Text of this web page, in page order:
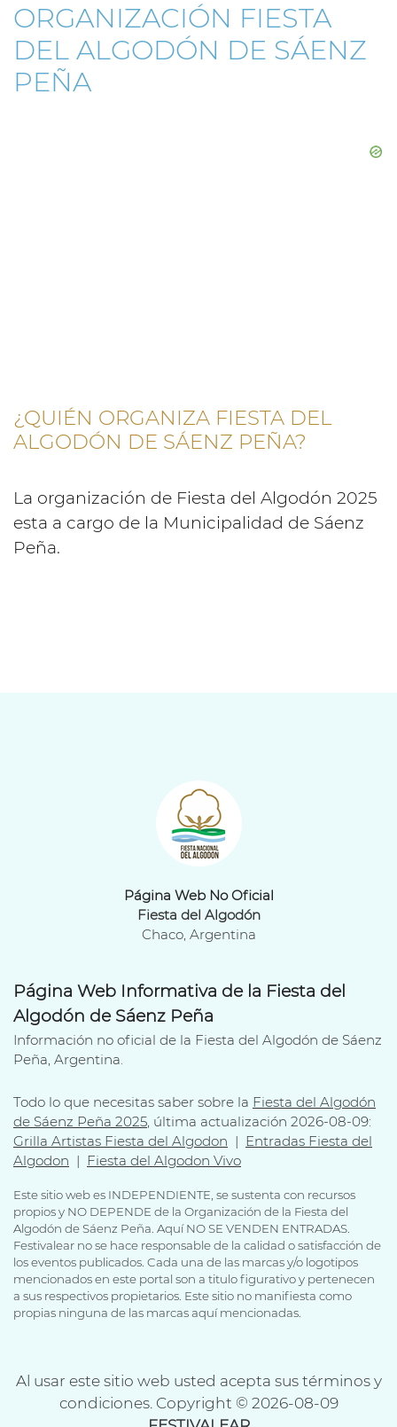
ORGANIZACIÓN FIESTA
DEL ALGODÓN DE SÁENZ
PEÑA
¿QUIÉN ORGANIZA FIESTA DEL
ALGODÓN DE SÁENZ PEÑA?
La organización de Fiesta del Algodón 2025
esta a cargo de la Municipalidad de Sáenz
Peña.
Página Web No Oficial
Fiesta del Algodón
Chaco, Argentina
Página Web Informativa de la Fiesta del
Algodón de Sáenz Peña
Información no oficial de la Fiesta del Algodón de Sáenz
Peña, Argentina.
Todo lo que necesitas saber sobre la Fiesta del Algodón
de Sáenz Peña 2025 , última actualización 2026-08-09:
Grilla Artistas Fiesta del Algodon | Entradas Fiesta del
Algodon | Fiesta del Algodon Vivo
Este sitio web es INDEPENDIENTE, se sustenta con recursos
propios y NO DEPENDE de la Organización de la Fiesta del
Algodón de Sáenz Peña. Aquí NO SE VENDEN ENTRADAS.
Festivalear no se hace responsable de la calidad o satisfacción de
los eventos publicados. Cada una de las marcas y/o logotipos
mencionados en este portal son a titulo figurativo y pertenecen
a sus respectivos propietarios. Este sitio no manifiesta como
propias ninguna de las marcas aquí mencionadas.
Al usar este sitio web usted acepta sus términos y
condiciones. Copyright © 2026-08-09